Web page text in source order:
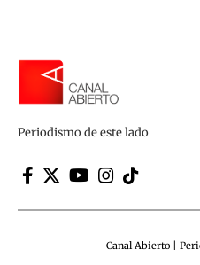
Periodismo de este lado
Canal Abierto |